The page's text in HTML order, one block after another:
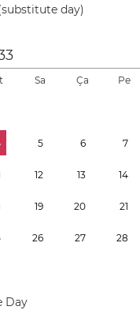
day)
Sa Ça Pe
5 6 7
12 13 14
19 20 21
26 27 28
Day